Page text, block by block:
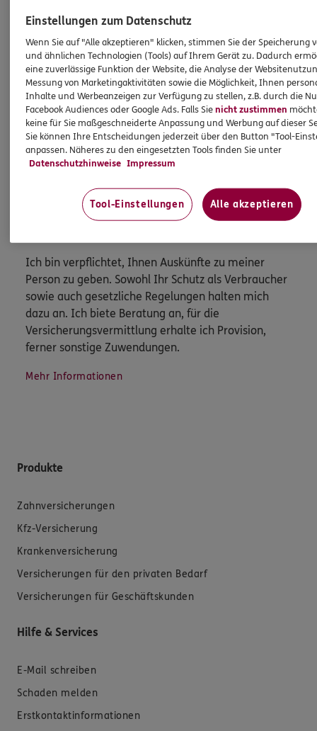
Versicherungen & Finanzen
(IHK)
Tel: 0541/99866820
philipp.kompa@ergo.de
Mehr
Wichtiges aus dem Vermittlerrecht
Ich bin verpflichtet, Ihnen Auskünfte zu meiner
Person zu geben. Sowohl Ihr Schutz als Verbraucher
sowie auch gesetzliche Regelungen halten mich
dazu an. Ich biete Beratung an, für die
Versicherungsvermittlung erhalte ich Provision,
ferner sonstige Zuwendungen.
Mehr Informationen
Produkte
Zahnversicherungen
Kfz-Versicherung
Krankenversicherung
Versicherungen für den privaten Bedarf
Versicherungen für Geschäftskunden
Hilfe & Services
E-Mail schreiben
Schaden melden
Erstkontaktinformationen
Einstellungen zum Datenschutz
Wenn Sie auf "Alle akzeptieren" klicken, stimmen Sie der Speicherung
und ähnlichen Technologien (Tools) auf Ihrem Gerät zu. Dadurch
eine zuverlässige Funktion der Website, die Analyse der
Messung von Marketingaktivitäten sowie die Möglichkeit, Ihnen
Inhalte und Werbeanzeigen zur Verfügung zu stellen, z.B. durch die
Facebook Audiences oder Google Ads. Falls Sienicht zustimmen
keine für Sie maßgeschneiderte Anpassung und Werbung auf dieser
Sie können Ihre Entscheidungen jederzeit über den Button "Tool-
anpassen. Näheres zu den eingesetzten Tools finden Sie unter
Datenschutzhinweise Impressum
Tool-Einstellungen Alle akzeptieren